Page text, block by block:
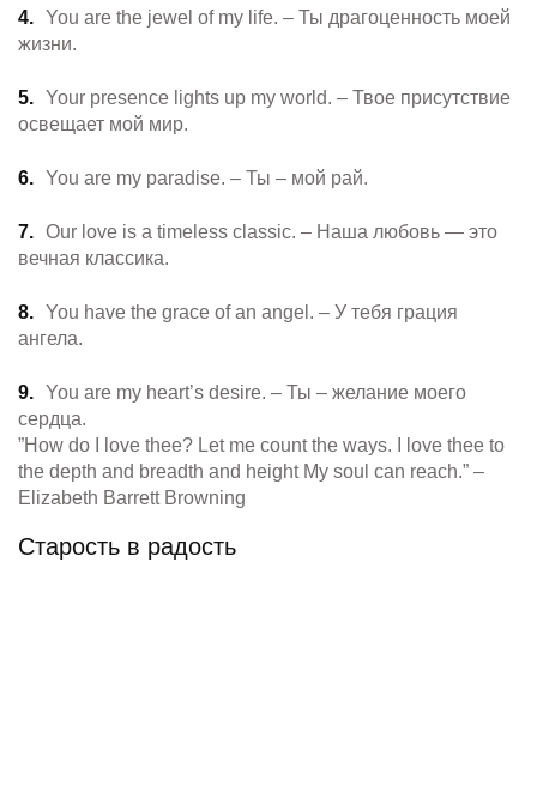
You are the jewel of my life. – Ты драгоценность моей
жизни.
Your presence lights up my world. – Твое присутствие
освещает мой мир.
You are my paradise. – Ты – мой рай.
Our love is a timeless classic. – Наша любовь — это
вечная классика.
You have the grace of an angel. – У тебя грация
ангела.
You are my heart’s desire. – Ты – желание моего
сердца.
”How do I love thee? Let me count the ways. I love thee to
the depth and breadth and height My soul can reach.” –
Elizabeth Barrett Browning
Старость в радость